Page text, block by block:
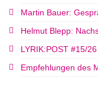
Martin Bauer:
Helmut Blepp:
LYRIK:POST #15/
Empfehlungen des